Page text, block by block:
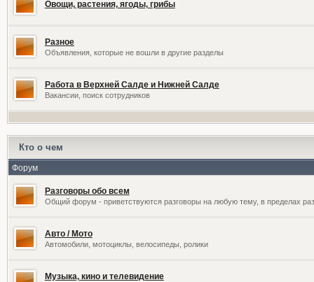
Овощи, растения, ягоды, грибы
Разное
Объявления, которые не вошли в другие разделы
Работа в Верхней Салде и Нижней Салде
Вакансии, поиск сотрудников
Кто о чем
Форум
Разговоры обо всем
Общий форум - приветствуются разговоры на любую тему, в пределах
Авто / Мото
Автомобили, мотоциклы, велосипеды, ролики
Музыка, кино и телевидение